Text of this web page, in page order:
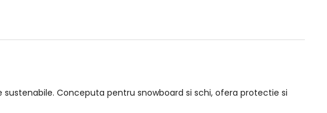
Conceputa pentru snowboard si schi, ofera protectie si